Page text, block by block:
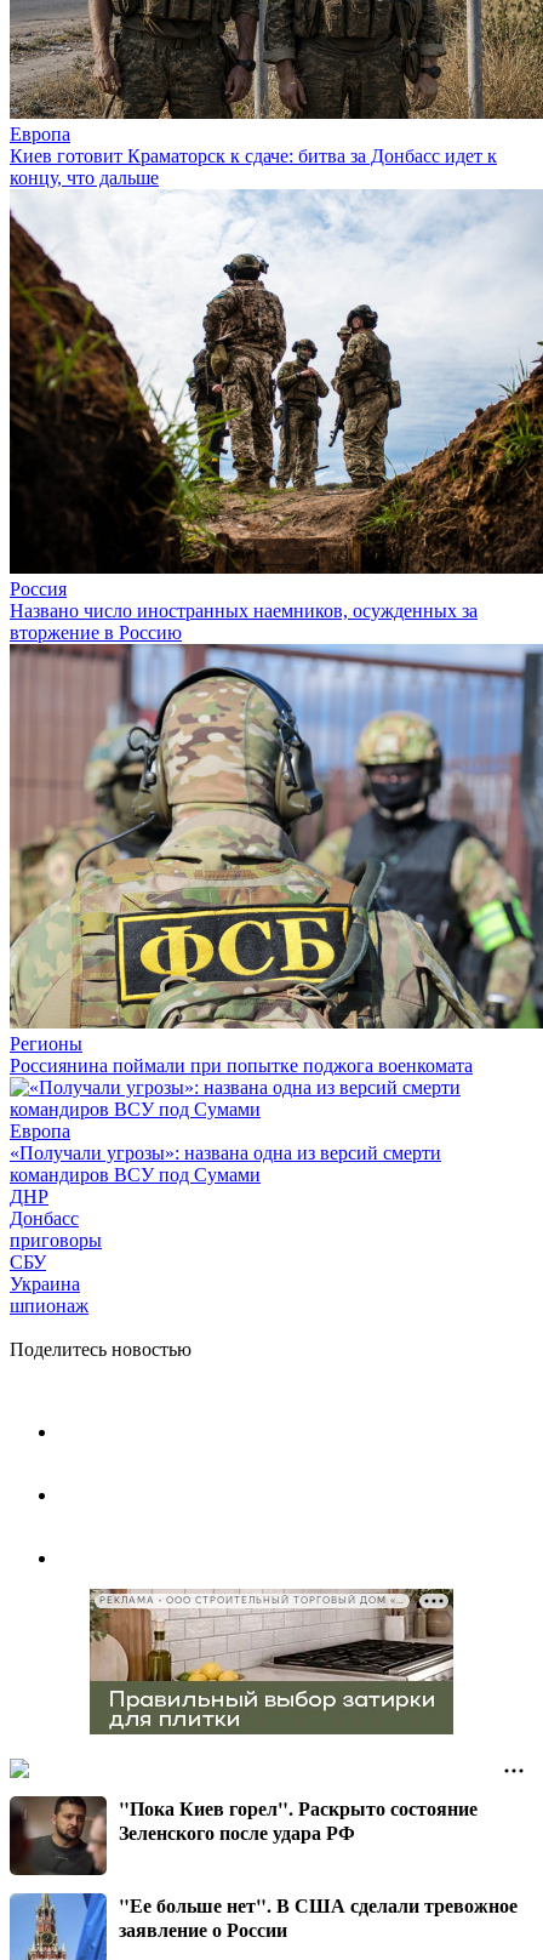
Европа
Киев готовит Краматорск к сдаче: битва за Донбасс идет к
концу, что дальше
Россия
Названо число иностранных наемников, осужденных за
вторжение в Россию
Регионы
Россиянина поймали при попытке поджога военкомата
Европа
«Получали угрозы»: названа одна из версий смерти
командиров ВСУ под Сумами
ДНР
Донбасс
приговоры
СБУ
Украина
шпионаж
Поделитесь новостью
РЕКЛАМА • ООО СТРОИТЕЛЬНЫЙ ТОРГОВЫЙ ДОМ «ПЕТРОВИЧ», ИНН 7802348846
"Пока Киев горел". Раскрыто состояние
Зеленского после удара РФ
"Ее больше нет". В США сделали тревожное
заявление о России